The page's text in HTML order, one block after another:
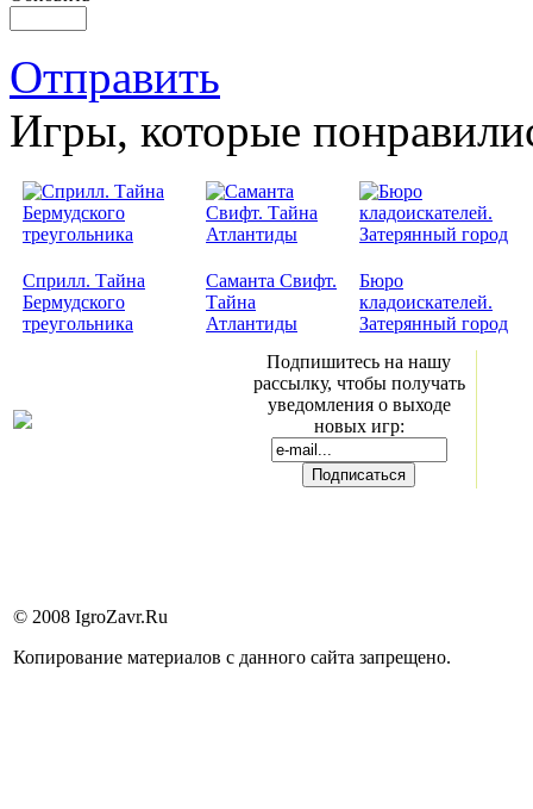
Отправить
Игры, которые
Сприлл. Тайна
Бермудского
треугольника
Саманта Свифт.
Тайна
Атлантиды
Бюро
кладоискателей.
Затерянный город
Подпишитесь на нашу
рассылку, чтобы получать
уведомления о выходе
новых игр:
© 2008 IgroZavr.Ru
Копирование материалов с данного сайта запрещено.